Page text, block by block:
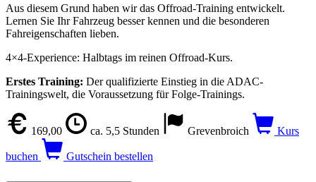
Aus diesem Grund haben wir das Offroad-Training entwickelt.
Lernen Sie Ihr Fahrzeug besser kennen und die besonderen
Fahreigenschaften lieben.
4×4-Experience: Halbtags im reinen Offroad-Kurs.
Erstes Training: Der qualifizierte Einstieg in die ADAC-
Trainingswelt, die Voraussetzung für Folge-Trainings.
169,00 ca. 5,5 Stunden Grevenbroich Kurs
buchen Gutschein bestellen